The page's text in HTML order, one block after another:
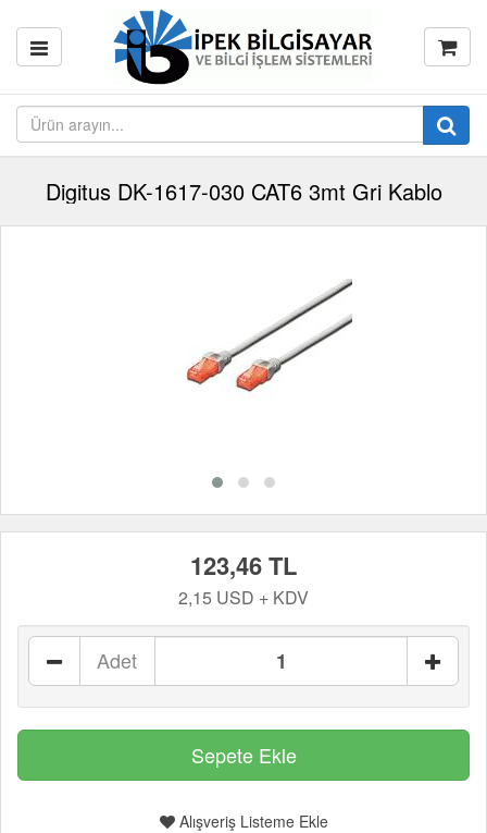
Digitus DK-1617-030 CAT6 3mt Gri Kablo
123,46 TL
2,15 USD + KDV
Adet
Alışveriş Listeme Ekle